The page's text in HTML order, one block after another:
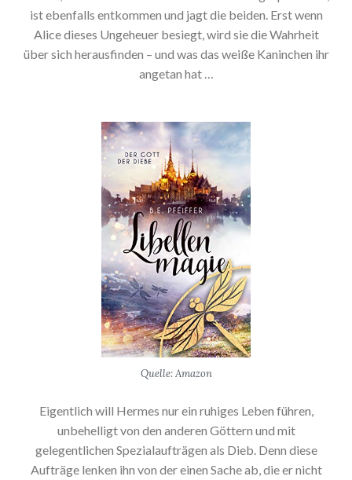
ist ebenfalls entkommen und jagt die beiden. Erst wenn
Alice dieses Ungeheuer besiegt, wird sie die Wahrheit
über sich herausfinden – und was das weiße Kaninchen ihr
angetan hat …
Quelle: Amazon
Eigentlich will Hermes nur ein ruhiges Leben führen,
unbehelligt von den anderen Göttern und mit
gelegentlichen Spezialaufträgen als Dieb. Denn diese
Aufträge lenken ihn von der einen Sache ab, die er nicht